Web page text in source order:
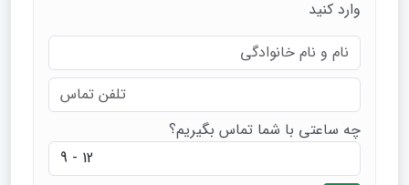
وارد کنید
چه ساعتی با شما تماس بگیریم؟